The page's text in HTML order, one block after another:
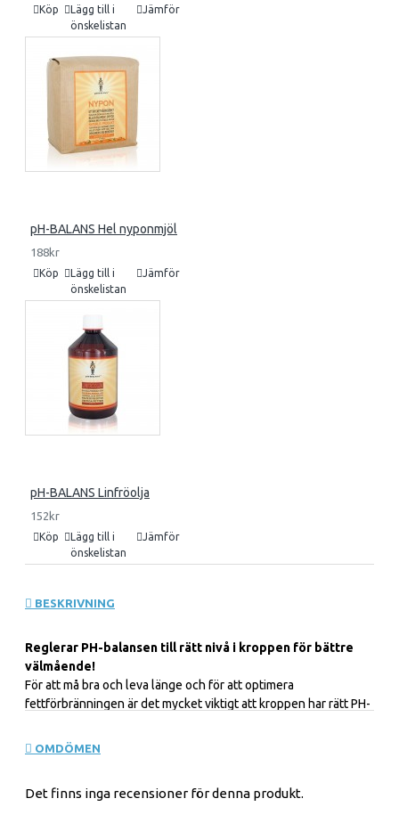
Köp
Lägg till i
önskelistan
Jämför
pH-BALANS Hel nyponmjöl
188kr
Köp
Lägg till i
önskelistan
Jämför
pH-BALANS Linfröolja
152kr
Köp
Lägg till i
önskelistan
Jämför
BESKRIVNING
Reglerar PH-balansen till rätt nivå i kroppen för bättre
välmående!
För att må bra och leva länge och för att optimera
fettförbränningen är det mycket viktigt att kroppen har rätt PH-
rätt nivå i kroppen och då frigörs fett mycket lättare och Du blir
mot infektioner och förbättrar Din livskvalitét. Vad sker är att
OMDÖMEN
Det finns inga recensioner för denna produkt.